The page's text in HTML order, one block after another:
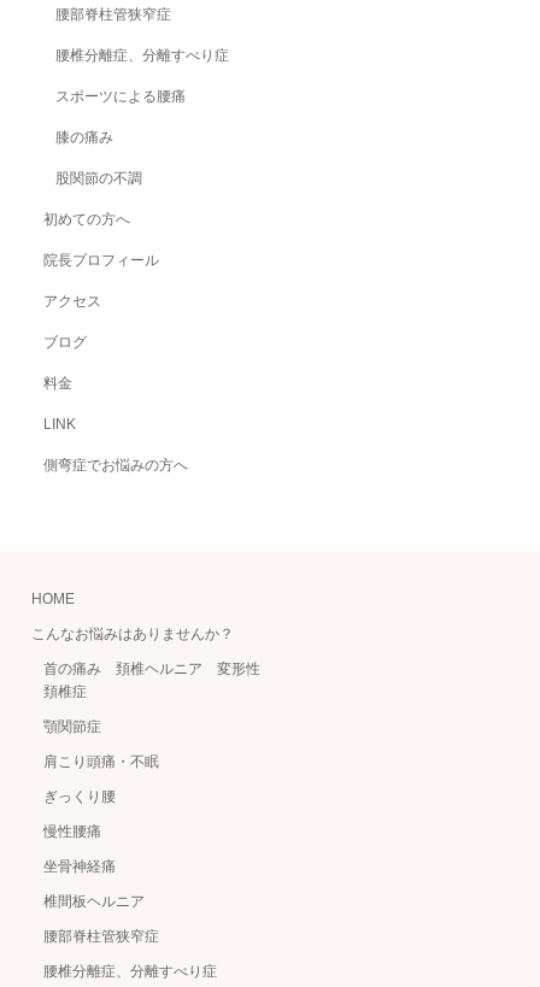
腰部脊柱管狭窄症
腰椎分離症、分離すべり症
スポーツによる腰痛
膝の痛み
股関節の不調
初めての方へ
院長プロフィール
アクセス
ブログ
料金
LINK
側弯症でお悩みの方へ
HOME
こんなお悩みはありませんか？
首の痛み 頚椎ヘルニア 変形性
頚椎症
顎関節症
肩こり頭痛・不眠
ぎっくり腰
慢性腰痛
坐骨神経痛
椎間板ヘルニア
腰部脊柱管狭窄症
腰椎分離症、分離すべり症